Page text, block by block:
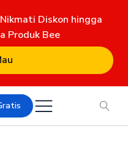
Diskon hingga
Produk Bee